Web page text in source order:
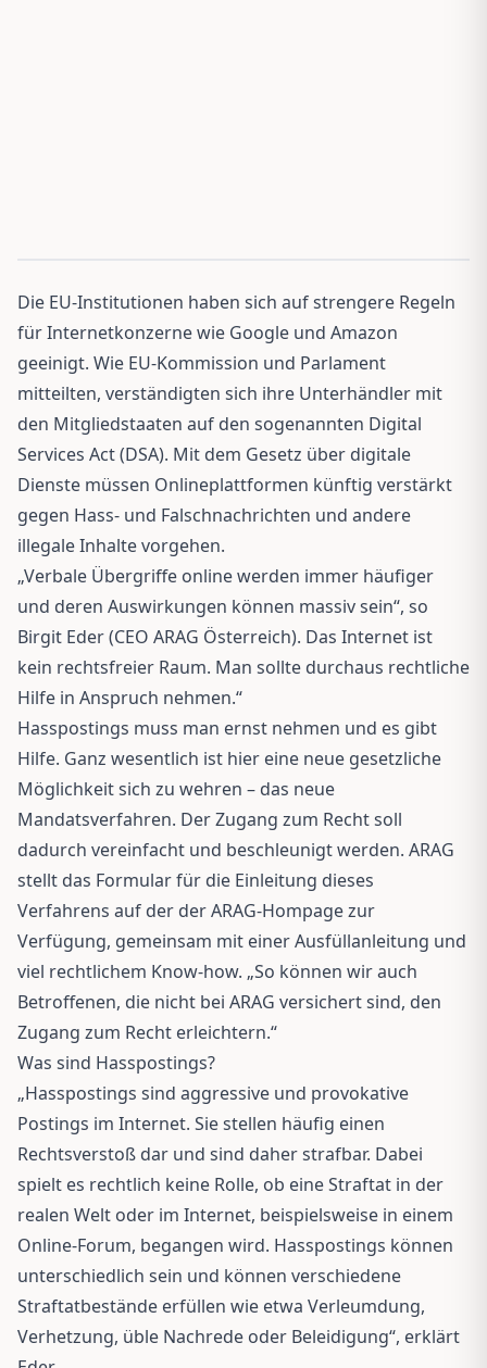
Die EU-Institutionen haben sich auf strengere Regeln
für Internetkonzerne wie Google und Amazon
geeinigt. Wie EU-Kommission und Parlament
mitteilten, verständigten sich ihre Unterhändler mit
den Mitgliedstaaten auf den sogenannten Digital
Services Act (DSA). Mit dem Gesetz über digitale
Dienste müssen Onlineplattformen künftig verstärkt
gegen Hass- und Falschnachrichten und andere
illegale Inhalte vorgehen.
„Verbale Übergriffe online werden immer häufiger
und deren Auswirkungen können massiv sein“, so
Birgit Eder (CEO ARAG Österreich). Das Internet ist
kein rechtsfreier Raum. Man sollte durchaus rechtliche
Hilfe in Anspruch nehmen.“
Hasspostings muss man ernst nehmen und es gibt
Hilfe. Ganz wesentlich ist hier eine neue gesetzliche
Möglichkeit sich zu wehren – das neue
Mandatsverfahren. Der Zugang zum Recht soll
dadurch vereinfacht und beschleunigt werden. ARAG
stellt das Formular für die Einleitung dieses
Verfahrens auf der der ARAG-Hompage zur
Verfügung, gemeinsam mit einer Ausfüllanleitung und
viel rechtlichem Know-how. „So können wir auch
Betroffenen, die nicht bei ARAG versichert sind, den
Zugang zum Recht erleichtern.“
Was sind Hasspostings?
„Hasspostings sind aggressive und provokative
Postings im Internet. Sie stellen häufig einen
Rechtsverstoß dar und sind daher strafbar. Dabei
spielt es rechtlich keine Rolle, ob eine Straftat in der
realen Welt oder im Internet, beispielsweise in einem
Online-Forum, begangen wird. Hasspostings können
unterschiedlich sein und können verschiedene
Straftatbestände erfüllen wie etwa Verleumdung,
Verhetzung, üble Nachrede oder Beleidigung“, erklärt